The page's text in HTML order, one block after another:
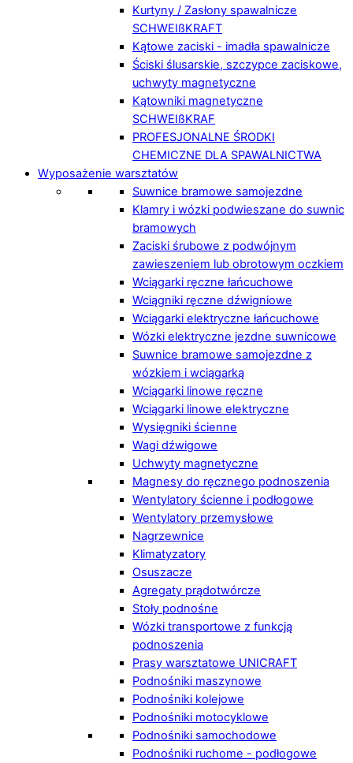
Kurtyny / Zasłony spawalnicze
SCHWEIßKRAFT
Kątowe zaciski - imadła spawalnicze
Ściski ślusarskie, szczypce zaciskowe,
uchwyty magnetyczne
Kątowniki magnetyczne
SCHWEIßKRAF
PROFESJONALNE ŚRODKI
CHEMICZNE DLA SPAWALNICTWA
Wyposażenie warsztatów
Suwnice bramowe samojezdne
Klamry i wózki podwieszane do suwnic
bramowych
Zaciski śrubowe z podwójnym
zawieszeniem lub obrotowym oczkiem
Wciągarki ręczne łańcuchowe
Wciągniki ręczne dźwigniowe
Wciągarki elektryczne łańcuchowe
Wózki elektryczne jezdne suwnicowe
Suwnice bramowe samojezdne z
wózkiem i wciągarką
Wciągarki linowe ręczne
Wciągarki linowe elektryczne
Wysięgniki ścienne
Wagi dźwigowe
Uchwyty magnetyczne
Magnesy do ręcznego podnoszenia
Wentylatory ścienne i podłogowe
Wentylatory przemysłowe
Nagrzewnice
Klimatyzatory
Osuszacze
Agregaty prądotwórcze
Stoły podnośne
Wózki transportowe z funkcją
podnoszenia
Prasy warsztatowe UNICRAFT
Podnośniki maszynowe
Podnośniki kolejowe
Podnośniki motocyklowe
Podnośniki samochodowe
Podnośniki ruchome - podłogowe